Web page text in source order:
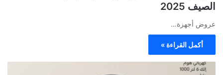
الصيف 2025
عروض أجهزة…
أكمل القراءة »